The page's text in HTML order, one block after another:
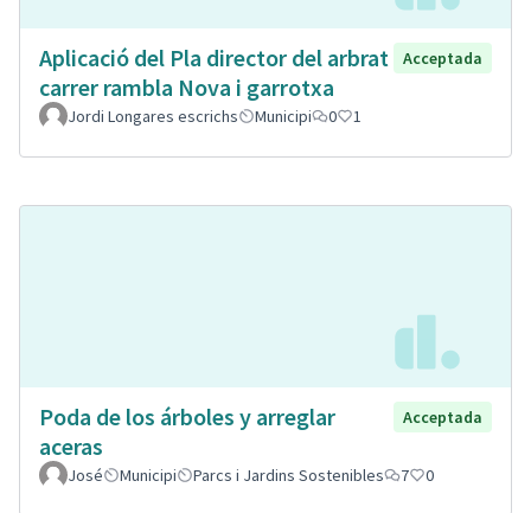
Aplicació del Pla director del arbrat
carrer rambla Nova i garrotxa
Acceptada
Jordi Longares escrichs Municipi 0 1
Poda de los árboles y arreglar
aceras
Acceptada
José Municipi Parcs i Jardins Sostenibles 7 0